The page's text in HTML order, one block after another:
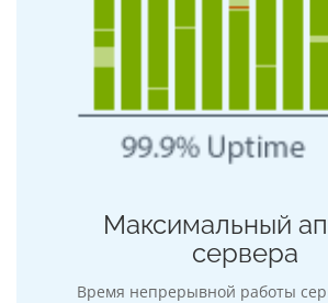
Максимальный
сервера
Время непрерывной работы